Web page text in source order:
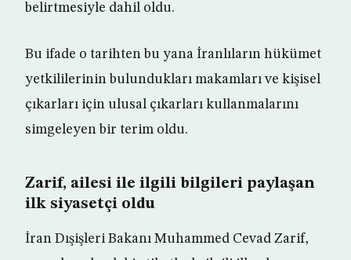
belirtmesiyle dahil oldu.
Bu ifade o tarihten bu yana İranlıların hükümet
yetkililerinin bulundukları makamları ve kişisel
çıkarları için ulusal çıkarları kullanmalarını
simgeleyen bir terim oldu.
Zarif, ailesi ile ilgili bilgileri paylaşan
ilk siyasetçi oldu
İran Dışişleri Bakanı Muhammed Cevad Zarif,